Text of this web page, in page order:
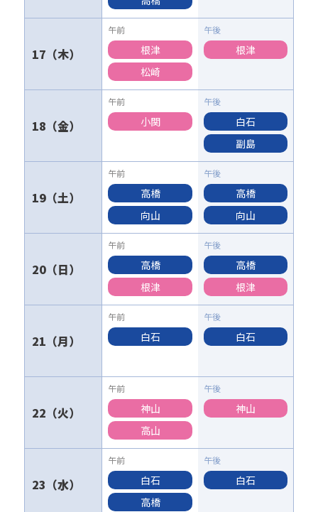
17
根津
松崎
根津
18 小関
白石
副島
19
高橋
向山
高橋
向山
20
高橋
根津
高橋
根津
21 白石 白石
22
神山
高山
神山
23
白石
高橋
白石